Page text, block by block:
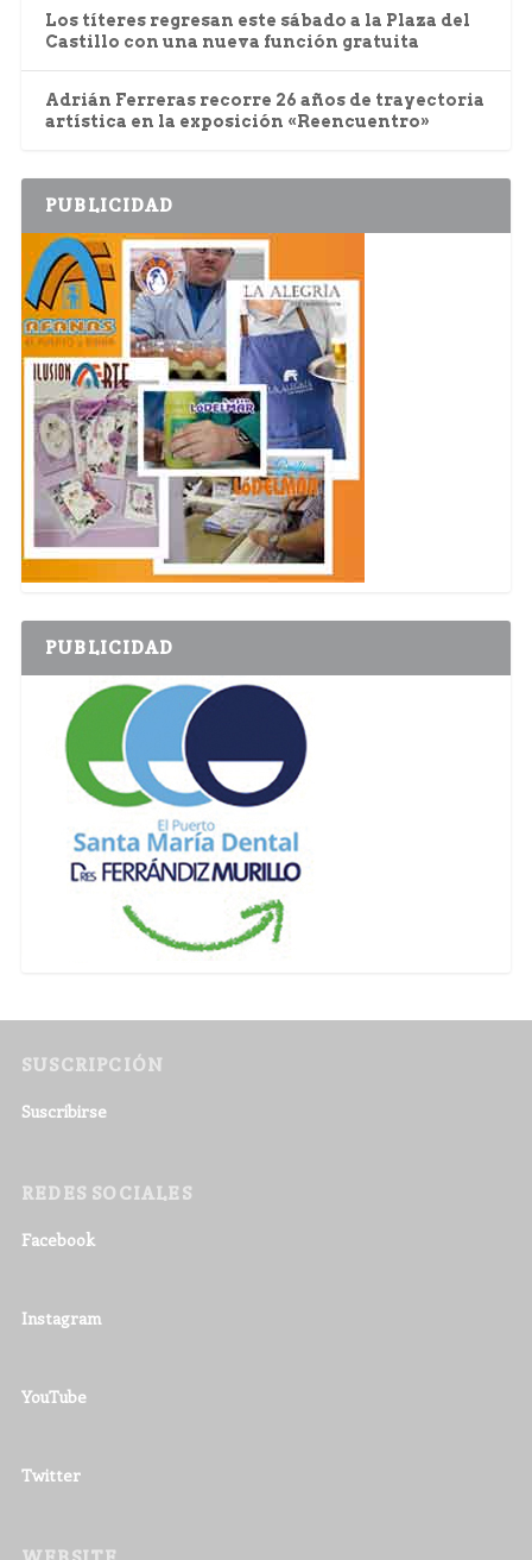
Los títeres regresan este sábado a la Plaza del
Castillo con una nueva función gratuita
Adrián Ferreras recorre 26 años de trayectoria
artística en la exposición «Reencuentro»
PUBLICIDAD
PUBLICIDAD
SUSCRIPCIÓN
Suscribirse
REDES SOCIALES
Facebook
Instagram
YouTube
Twitter